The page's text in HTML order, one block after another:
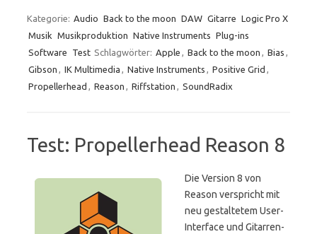
Kategorie: Audio Back to the moon DAW Gitarre Logic Pro X
Musik Musikproduktion Native Instruments Plug-ins
Software
Test Schlagwörter: Apple , Back to the moon , Bias ,
Gibson , IK Multimedia , Native Instruments , Positive Grid ,
Propellerhead , Reason , Riffstation , SoundRadix
Test: Propellerhead Reason 8
Die Version 8 von
Reason verspricht mit
neu gestaltetem User-
Interface und Gitarren-